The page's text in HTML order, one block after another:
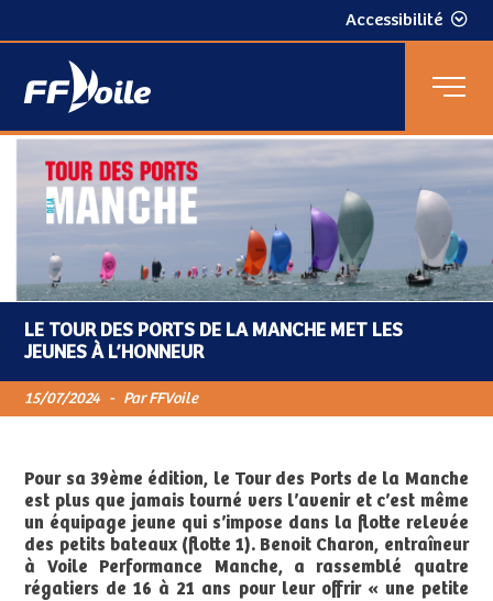
Accessibilité
LE TOUR DES PORTS DE LA MANCHE MET LES
JEUNES À L’HONNEUR
15/07/2024 - Par FFVoile
Pour sa 39ème édition, le Tour des Ports de la Manche
est plus que jamais tourné vers l’avenir et c’est même
un équipage jeune qui s’impose dans la flotte relevée
des petits bateaux (flotte 1). Benoit Charon, entraîneur
à Voile Performance Manche, a rassemblé quatre
régatiers de 16 à 21 ans pour leur offrir « une petite